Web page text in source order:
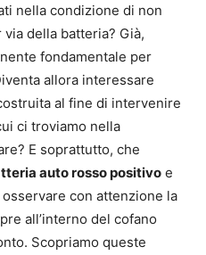
nella condizione di non
via della batteria? Già,
fondamentale per
allora interessare
al fine di intervenire
ci troviamo nella
E soprattutto, che
auto rosso positivo e
con attenzione la
all’interno del cofano
Scopriamo queste